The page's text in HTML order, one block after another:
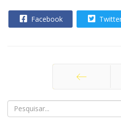
Facebook
Anterior